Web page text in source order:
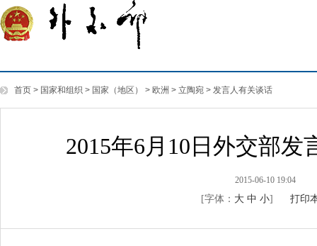
首页 > 国家和组织 > 国家（地区） > 欧洲 > 立陶宛 > 发言人有关谈话
2015年6月10日外交部
2015-06-10 19:04
[字体： 大 中 小] 打印